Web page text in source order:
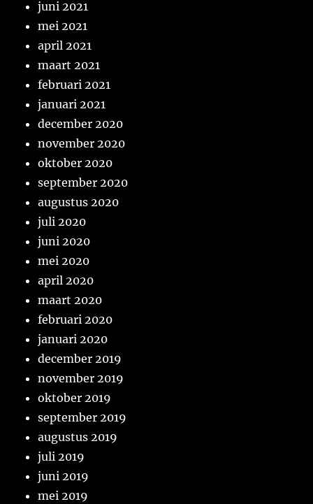
juni 2021
mei 2021
april 2021
maart 2021
februari 2021
januari 2021
december 2020
november 2020
oktober 2020
september 2020
augustus 2020
juli 2020
juni 2020
mei 2020
april 2020
maart 2020
februari 2020
januari 2020
december 2019
november 2019
oktober 2019
september 2019
augustus 2019
juli 2019
juni 2019
mei 2019